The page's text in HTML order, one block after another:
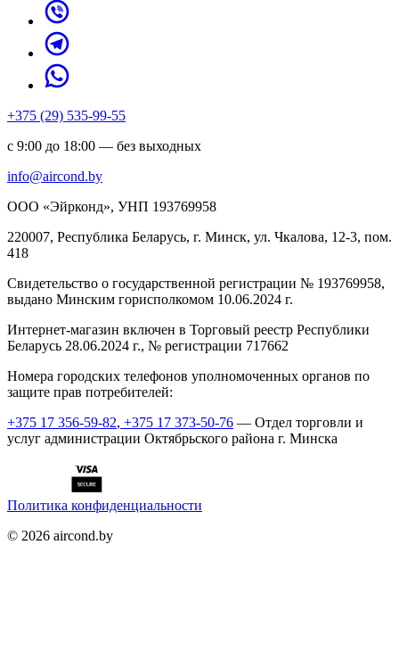
+375 (29) 535-99-55
с 9:00 до 18:00 — без выходных
info@aircond.by
ООО «Эйрконд», УНП 193769958
220007, Республика Беларусь, г. Минск, ул. Чкалова, 12-3, пом.
418
Cвидетельство о государственной регистрации № 193769958,
выдано Минским горисполкомом 10.06.2024 г.
Интернет-магазин включен в Торговый реестр Республики
Беларусь 28.06.2024 г., № регистрации 717662
Номера городских телефонов уполномоченных органов по
защите прав потребителей:
+375 17 356-59-82, +375 17 373-50-76 — Отдел торговли и
услуг администрации Октябрьского района г. Минска
Политика конфиденциальности
© 2026 aircond.by